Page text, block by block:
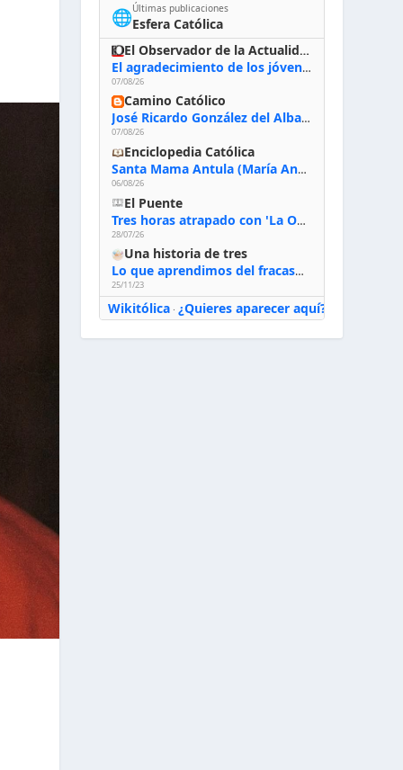
🌐Últimas publicaciones
Esfera Católica
El Observador de la Actualidad
El agradecimiento de los jóvenes al Papa: «Hoy nos sentimos Iglesia»
07/08/26
Camino Católico
José Ricardo González del Alba, artista sacro: «Yo oro, hablo con Dios, le pido al Espíritu Santo su inspiración y siempre pinto rezando el rosario para que sea Él quien actúe a través de mis manos»
07/08/26
Enciclopedia Católica
Santa Mama Antula (María Antonia de Paz y Figueroa)
06/08/26
El Puente
Tres horas atrapado con 'La Odisea' de Nolan
28/07/26
Una historia de tres
Lo que aprendimos del fracaso al emprender
25/11/23
Wikitólica· ¿Quieres aparecer aquí?